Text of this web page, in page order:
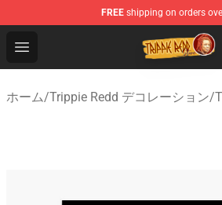
FREE shipping on orders
Open menu
Trippie Redd Store - Official
ホーム/Trippie Redd デコレーション/